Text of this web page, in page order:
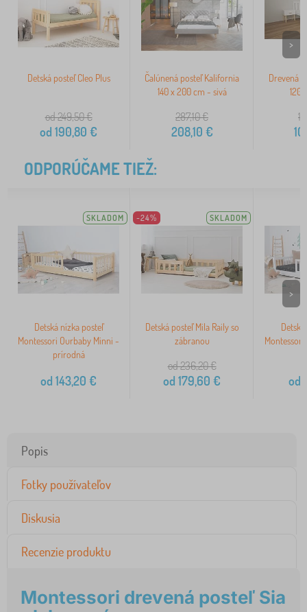
Detská posteľ Cleo Plus
od 249,50€
od 190,80 €
Čalúnená posteľ Kalifornia
140 x 200 cm - sivá
287,10€
208,10 €
Drevená
120
>
ODPORÚČAME TIEŽ:
SKLADOM
Detská nízka posteľ
Montessori Ourbaby Minni -
prírodná
od 143,20 €
-24% SKLADOM
Detská posteľ Mila Raily so
zábranou
od 236,20€
od 179,60 € od
>
Popis
Fotky používateľov
Diskusia
Recenzie produktu
Montessori drevená posteľ Sia